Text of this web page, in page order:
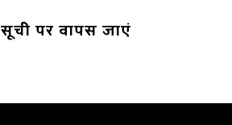
सूची पर वापस जाएं